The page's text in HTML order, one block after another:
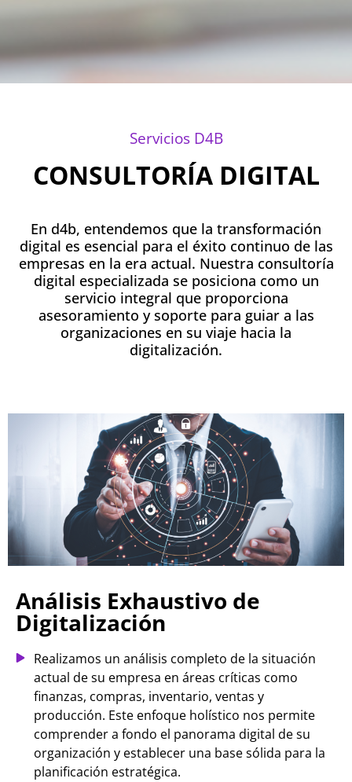
Servicios D4B
CONSULTORÍA DIGITAL
En d4b, entendemos que la transformación
digital es esencial para el éxito continuo de las
empresas en la era actual. Nuestra consultoría
digital especializada se posiciona como un
servicio integral que proporciona
asesoramiento y soporte para guiar a las
organizaciones en su viaje hacia la
digitalización.
Análisis Exhaustivo de
Digitalización
Realizamos un análisis completo de la situación
actual de su empresa en áreas críticas como
finanzas, compras, inventario, ventas y
producción. Este enfoque holístico nos permite
comprender a fondo el panorama digital de su
organización y establecer una base sólida para la
planificación estratégica.